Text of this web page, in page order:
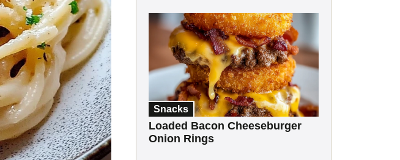
Snacks
Loaded Bacon Cheeseburger
Onion Rings